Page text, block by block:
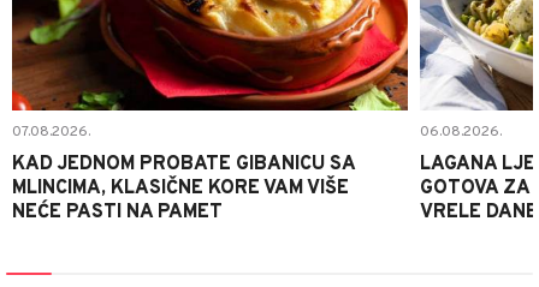
07.08.2026.
KAD JEDNOM PROBATE GIBANICU SA
MLINCIMA, KLASIČNE KORE VAM VIŠE
NEĆE PASTI NA PAMET
06.08.2026.
LAGANA
GOTOVA ZA
VRELE DANE